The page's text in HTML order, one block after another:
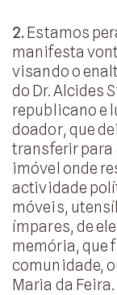
2.Estamos
manifesta
visando o
do Dr. Alcides
republicano e
doador, que
transferir para
imóvel onde
actividade
móveis,
ímpares, de
memória, que
comunidade,
Maria da Feira.